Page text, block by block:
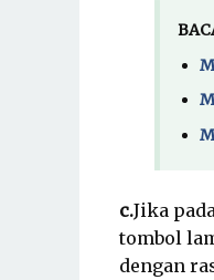
c.Jika
tombol
dengan